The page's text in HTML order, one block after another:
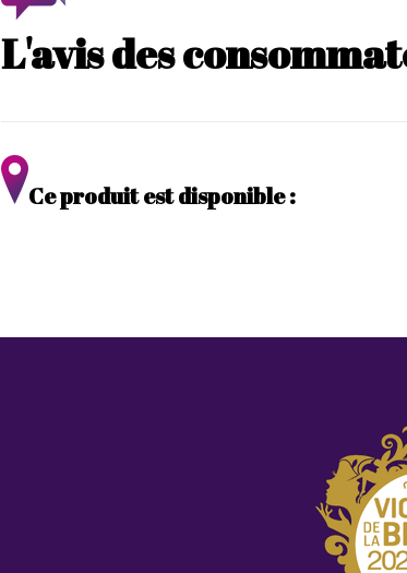
L'avis des
Ce produit est disponible :